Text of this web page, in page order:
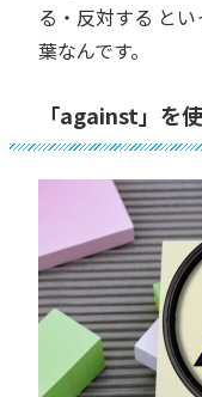
る・反対する とい
葉なんです。
「against」を